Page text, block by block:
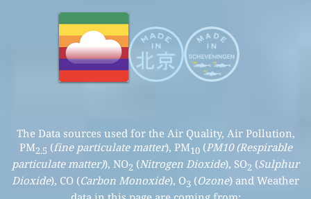
The Data sources used for the Air Quality, Air Pollution,
PM2.5 (fine particulate matter), PM10(PM10 (Respirable
particulate matter)), NO2 (Nitrogen Dioxide), SO2 (Sulphur
Dioxide), CO (Carbon Monoxide), O3 (Ozone) and Weather